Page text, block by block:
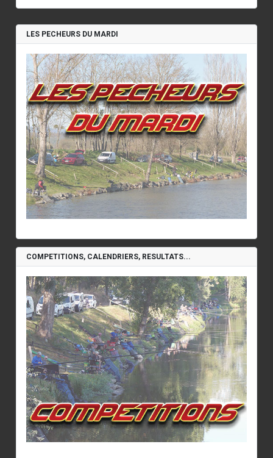
LES PECHEURS DU MARDI
COMPETITIONS, CALENDRIERS, RESULTATS...